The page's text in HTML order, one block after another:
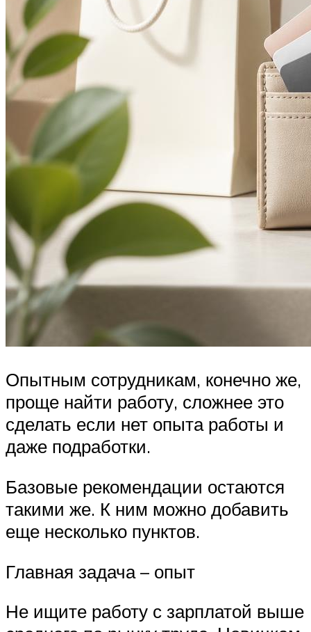
Опытным сотрудникам, конечно же,
проще найти работу, сложнее это
сделать если нет опыта работы и
даже подработки.
Базовые рекомендации остаются
такими же. К ним можно добавить
еще несколько пунктов.
Главная задача – опыт
Не ищите работу с зарплатой выше